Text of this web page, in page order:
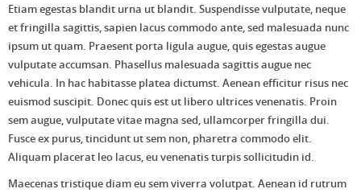
Etiam egestas blandit urna ut blandit. Suspendisse vulputate, neque
et fringilla sagittis, sapien lacus commodo ante, sed malesuada nunc
ipsum ut quam. Praesent porta ligula augue, quis egestas augue
vulputate accumsan. Phasellus malesuada sagittis augue nec
vehicula. In hac habitasse platea dictumst. Aenean efficitur risus nec
euismod suscipit. Donec quis est ut libero ultrices venenatis. Proin
sem augue, vulputate vitae magna sed, ullamcorper fringilla dui.
Fusce ex purus, tincidunt ut sem non, pharetra commodo elit.
Aliquam placerat leo lacus, eu venenatis turpis sollicitudin id.
Maecenas tristique diam eu sem viverra volutpat. Aenean id rutrum